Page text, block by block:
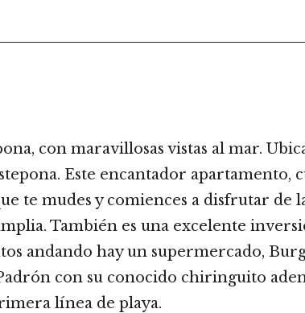
con maravillosas vistas al mar.
Este encantador apartamento,
te mudes y comiences a disfrutar de
También es una excelente
andando hay un supermercado,
con su conocido chiringuito
línea de playa.